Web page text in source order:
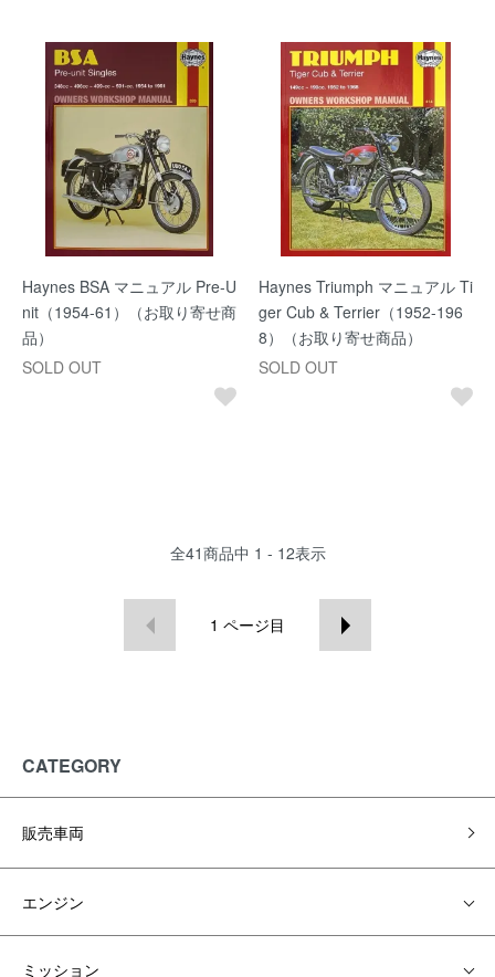
Haynes BSA マニュアル Pre-U
nit（1954-61）（お取り寄せ商
品）
SOLD OUT
Haynes Triumph マニュアル Ti
ger Cub & Terrier（1952-196
8）（お取り寄せ商品）
SOLD OUT
全41商品中 1 - 12表示
1 ページ目
CATEGORY
販売車両
エンジン
ミッション